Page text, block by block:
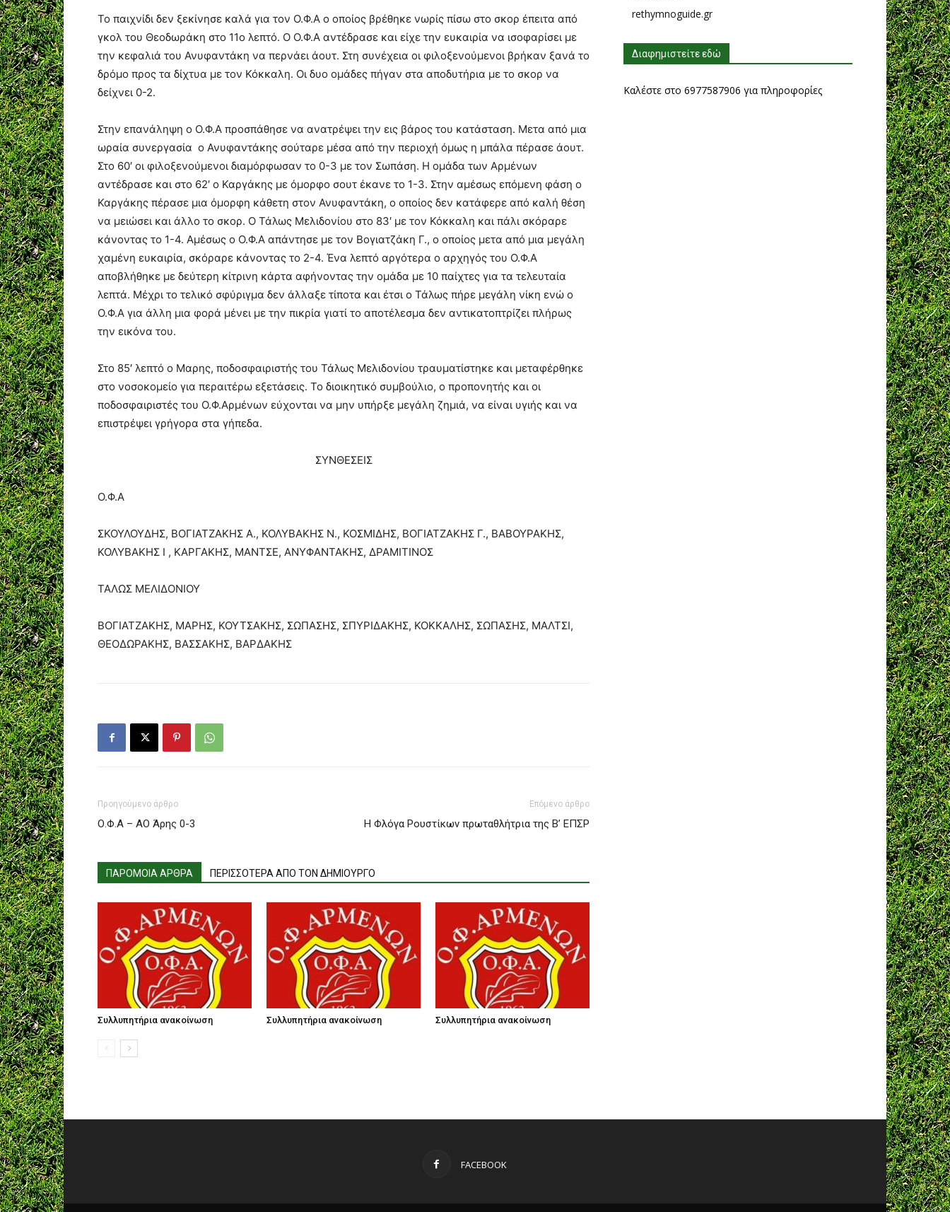
Το παιχνίδι δεν ξεκίνησε καλά για τον Ο.Φ.Α ο οποίος βρέθηκε νωρίς πίσω στο σκορ έπειτα από
γκολ του Θεοδωράκη στο 11ο λεπτό. Ο Ο.Φ.Α αντέδρασε και είχε την ευκαιρία να ισοφαρίσει με
την κεφαλιά του Ανυφαντάκη να περνάει άουτ. Στη συνέχεια οι φιλοξενούμενοι βρήκαν ξανά το
δρόμο προς τα δίχτυα με τον Κόκκαλη. Οι δυο ομάδες πήγαν στα αποδυτήρια με το σκορ να
δείχνει 0-2.
Στην επανάληψη ο Ο.Φ.Α προσπάθησε να ανατρέψει την εις βάρος του κατάσταση. Μετα από μια
ωραία συνεργασία ο Ανυφαντάκης σούταρε μέσα από την περιοχή όμως η μπάλα πέρασε άουτ.
Στο 60′ οι φιλοξενούμενοι διαμόρφωσαν το 0-3 με τον Σωπάση. Η ομάδα των Αρμένων
αντέδρασε και στο 62′ ο Καργάκης με όμορφο σουτ έκανε το 1-3. Στην αμέσως επόμενη φάση ο
Καργάκης πέρασε μια όμορφη κάθετη στον Ανυφαντάκη, ο οποίος δεν κατάφερε από καλή θέση
να μειώσει και άλλο το σκορ. Ο Τάλως Μελιδονίου στο 83′ με τον Κόκκαλη και πάλι σκόραρε
κάνοντας το 1-4. Αμέσως ο Ο.Φ.Α απάντησε με τον Βογιατζάκη Γ., ο οποίος μετα από μια μεγάλη
χαμένη ευκαιρία, σκόραρε κάνοντας το 2-4. Ένα λεπτό αργότερα ο αρχηγός του Ο.Φ.Α
αποβλήθηκε με δεύτερη κίτρινη κάρτα αφήνοντας την ομάδα με 10 παίχτες για τα τελευταία
λεπτά. Μέχρι το τελικό σφύριγμα δεν άλλαξε τίποτα και έτσι ο Τάλως πήρε μεγάλη νίκη ενώ ο
Ο.Φ.Α για άλλη μια φορά μένει με την πικρία γιατί το αποτέλεσμα δεν αντικατοπτρίζει πλήρως
την εικόνα του.
Στο 85′ λεπτό ο Μαρης, ποδοσφαιριστής του Τάλως Μελιδονίου τραυματίστηκε και μεταφέρθηκε
στο νοσοκομείο για περαιτέρω εξετάσεις. Το διοικητικό συμβούλιο, ο προπονητής και οι
ποδοσφαιριστές του Ο.Φ.Αρμένων εύχονται να μην υπήρξε μεγάλη ζημιά, να είναι υγιής και να
επιστρέψει γρήγορα στα γήπεδα.
ΣΥΝΘΕΣΕΙΣ
Ο.Φ.Α
ΣΚΟΥΛΟΥΔΗΣ, ΒΟΓΙΑΤΖΑΚΗΣ Α., ΚΟΛΥΒΑΚΗΣ Ν., ΚΟΣΜΙΔΗΣ, ΒΟΓΙΑΤΖΑΚΗΣ Γ., ΒΑΒΟΥΡΑΚΗΣ,
ΚΟΛΥΒΑΚΗΣ Ι , ΚΑΡΓΑΚΗΣ, ΜΑΝΤΣΕ, ΑΝΥΦΑΝΤΑΚΗΣ, ΔΡΑΜΙΤΙΝΟΣ
ΤΑΛΩΣ ΜΕΛΙΔΟΝΙΟΥ
ΒΟΓΙΑΤΖΑΚΗΣ, ΜΑΡΗΣ, ΚΟΥΤΣΑΚΗΣ, ΣΩΠΑΣΗΣ, ΣΠΥΡΙΔΑΚΗΣ, ΚΟΚΚΑΛΗΣ, ΣΩΠΑΣΗΣ, ΜΑΛΤΣΙ,
ΘΕΟΔΩΡΑΚΗΣ, ΒΑΣΣΑΚΗΣ, ΒΑΡΔΑΚΗΣ
Προηγούμενο άρθρο
Ο.Φ.Α – ΑΟ Άρης 0-3
Επόμενο άρθρο
Η Φλόγα Ρουστίκων πρωταθλήτρια της Β’ ΕΠΣΡ
ΠΑΡΟΜΟΙΑ ΑΡΘΡΑ ΠΕΡΙΣΣΟΤΕΡΑ ΑΠΟ ΤΟΝ ΔΗΜΙΟΥΡΓΟ
Συλλυπητήρια ανακοίνωση Συλλυπητήρια ανακοίνωση Συλλυπητήρια ανακοίνωση
rethymnoguide.gr
Διαφημιστείτε εδώ
Καλέστε στο 6977587906 για πληροφορίες
FACEBOOK